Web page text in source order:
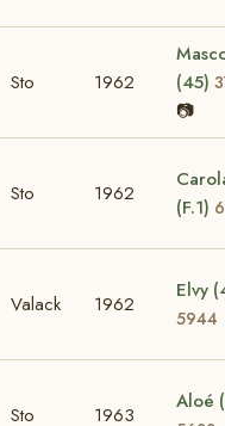
Sto 1962
(45)
📷
Sto 1962
(F.1)
Valack 1962
Elvy
5944
Sto 1963
Aloé